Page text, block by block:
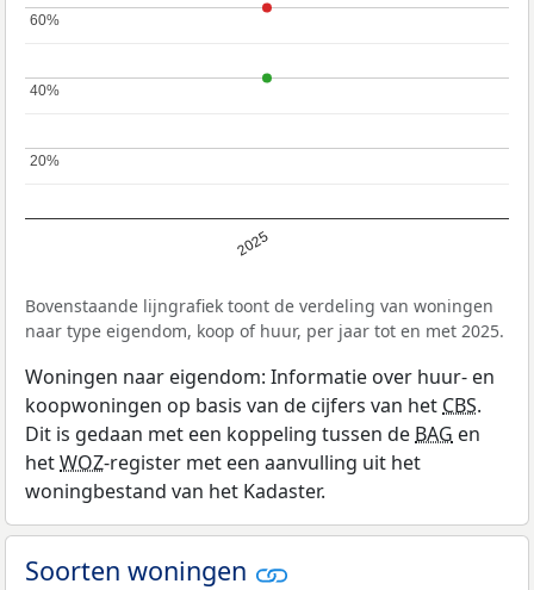
2025
20%
20%
40%
40%
60%
60%
Bovenstaande lijngrafiek toont de verdeling van woningen
naar type eigendom, koop of huur, per jaar tot en met 2025.
Woningen naar eigendom: Informatie over huur- en
koopwoningen op basis van de cijfers van hetCBS.
Dit is gedaan met een koppeling tussen deBAG en
hetWOZ-register met een aanvulling uit het
woningbestand van het Kadaster.
Soorten woningen